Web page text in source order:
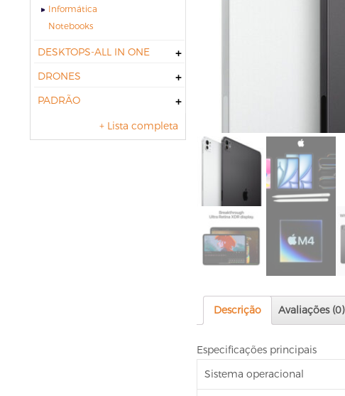
Descrição Avaliações (0)
Especificações principais
Sistema operacional
Informática
notebooks
DESKTOPS-ALL IN ONE
DRONES
PADRÃO
+ Lista completa